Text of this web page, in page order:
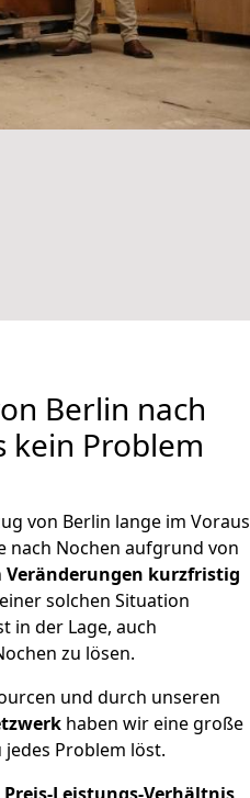
Berlin nach
kein Problem
von Berlin lange im Voraus
nach Nochen aufgrund von
Veränderungen kurzfristig
solchen Situation
in der Lage, auch
zu lösen.
und durch unseren
haben wir eine große
Problem löst.